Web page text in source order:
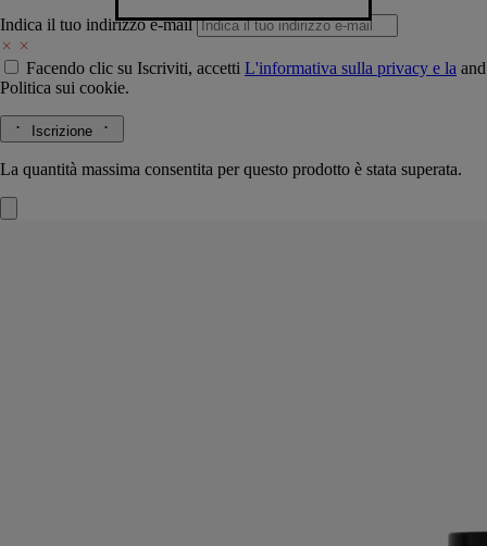
Indica il tuo indirizzo e-mail
Facendo clic su Iscriviti, accetti L'informativa sulla privacy e la and
Politica sui cookie.
Iscrizione
La quantità massima consentita per questo prodotto è stata superata.